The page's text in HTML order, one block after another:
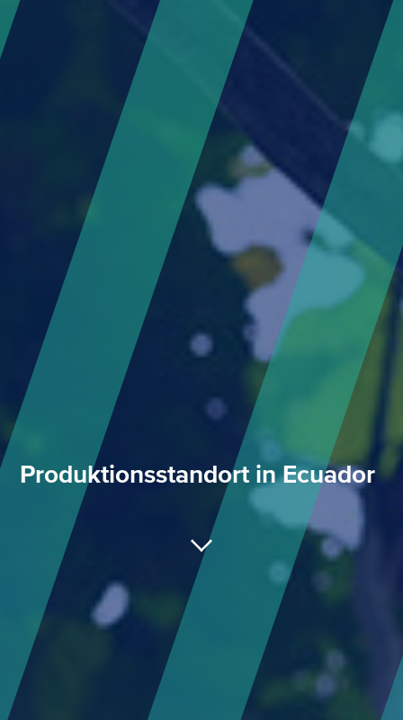
Produktionsstandort in Ecuador